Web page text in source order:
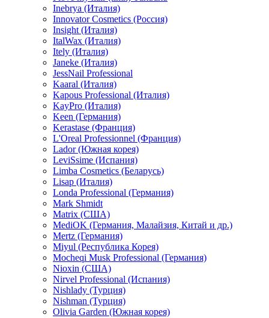
Inebrya (Италия)
Innovator Cosmetics (Россия)
Insight (Италия)
ItalWax (Италия)
Itely (Италия)
Janeke (Италия)
JessNail Professional
Kaaral (Италия)
Kapous Professional (Италия)
KayPro (Италия)
Keen (Германия)
Kerastase (Франция)
L'Oreal Professionnel (Франция)
Lador (Южная корея)
LeviSsime (Испания)
Limba Cosmetics (Беларусь)
Lisap (Италия)
Londa Professional (Германия)
Mark Shmidt
Matrix (США)
MediOK (Германия, Малайзия, Китай и др.)
Mertz (Германия)
Miyul (Республика Корея)
Mocheqi Musk Professional (Германия)
Nioxin (США)
Nirvel Professional (Испания)
Nishlady (Турция)
Nishman (Турция)
Olivia Garden (Южная корея)